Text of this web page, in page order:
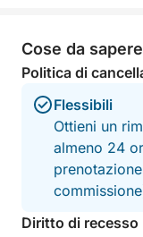
tra una tappa e
sedere all'ombra
potrete rilassarvi
prendere il sole
Ciò che
combinazione di
monumenti
viaggio di 6 ore
Cose da sapere
Politica di
Flessibili
Ottieni un
almeno 24
Diritto di